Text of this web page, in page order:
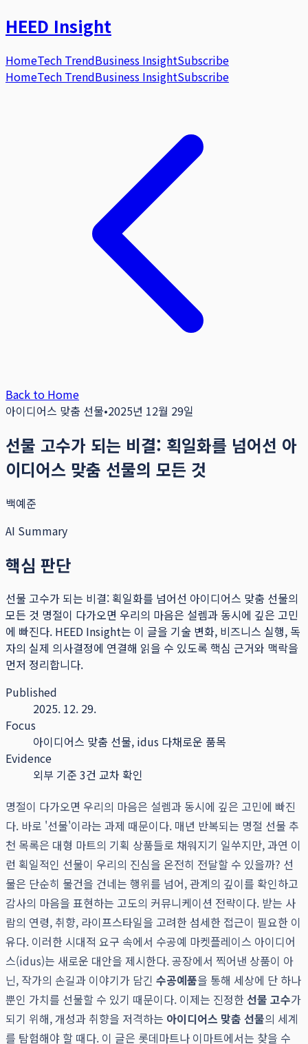
HEED Insight
HomeTech TrendBusiness InsightSubscribe
HomeTech TrendBusiness InsightSubscribe
Back to Home
아이디어스 맞춤 선물•2025년 12월 29일
선물 고수가 되는 비결: 획일화를 넘어선 아
이디어스 맞춤 선물의 모든 것
백예준
AI Summary
핵심 판단
선물 고수가 되는 비결: 획일화를 넘어선 아이디어스 맞춤 선물의
모든 것 명절이 다가오면 우리의 마음은 설렘과 동시에 깊은 고민
에 빠진다. HEED Insight는 이 글을 기술 변화, 비즈니스 실행, 독
자의 실제 의사결정에 연결해 읽을 수 있도록 핵심 근거와 맥락을
먼저 정리합니다.
Published
2025. 12. 29.
Focus
아이디어스 맞춤 선물, idus 다채로운 품목
Evidence
외부 기준 3건 교차 확인
명절이 다가오면 우리의 마음은 설렘과 동시에 깊은 고민에 빠진
다. 바로 '선물'이라는 과제 때문이다. 매년 반복되는 명절 선물 추
천 목록은 대형 마트의 기획 상품들로 채워지기 일쑤지만, 과연 이
런 획일적인 선물이 우리의 진심을 온전히 전달할 수 있을까? 선
물은 단순히 물건을 건네는 행위를 넘어, 관계의 깊이를 확인하고
감사의 마음을 표현하는 고도의 커뮤니케이션 전략이다. 받는 사
람의 연령, 취향, 라이프스타일을 고려한 섬세한 접근이 필요한 이
유다. 이러한 시대적 요구 속에서 수공예 마켓플레이스 아이디어
스(idus)는 새로운 대안을 제시한다. 공장에서 찍어낸 상품이 아
닌, 작가의 손길과 이야기가 담긴 수공예품을 통해 세상에 단 하나
뿐인 가치를 선물할 수 있기 때문이다. 이제는 진정한선물 고수가
되기 위해, 개성과 취향을 저격하는 아이디어스 맞춤 선물의 세계
를 탐험해야 할 때다. 이 글은 롯데마트나 이마트에서는 찾을 수